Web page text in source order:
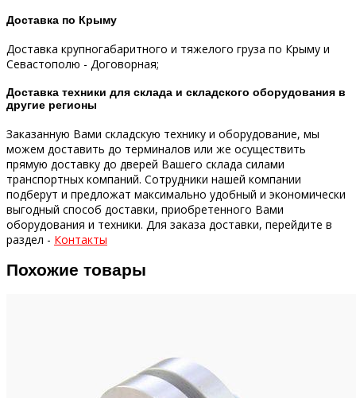
Доставка по Крыму
Доставка крупногабаритного и тяжелого груза по Крыму и
Севастополю - Договорная;
Доставка техники для склада и складского оборудования в
другие регионы
Заказанную Вами складскую технику и оборудование, мы
можем доставить до терминалов или же осуществить
прямую доставку до дверей Вашего склада силами
транспортных компаний. Сотрудники нашей компании
подберут и предложат максимально удобный и экономически
выгодный способ доставки, приобретенного Вами
оборудования и техники. Для заказа доставки, перейдите в
раздел - Контакты
Похожие товары